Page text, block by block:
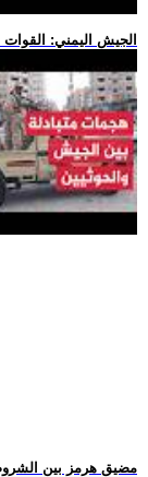
.. الجيش اليمني:
.. مضيق هرمز بين